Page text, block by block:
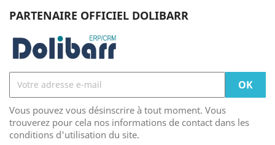
PARTENAIRE OFFICIEL DOLIBARR
Vous pouvez vous désinscrire à tout moment. Vous
trouverez pour cela nos informations de contact dans les
conditions d'utilisation du site.